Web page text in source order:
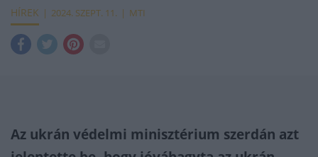
HÍREK 2024. SZEPT. 11. MTI
Az ukrán védelmi minisztérium szerdán azt